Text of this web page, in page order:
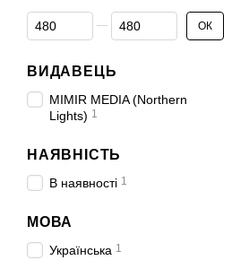
Від Ціна, грн
До Ціна, грн ОК
ВИДАВЕЦЬ
MIMIR MEDIA (Northern
Lights) 1
НАЯВНІСТЬ
В наявності 1
МОВА
Українська 1